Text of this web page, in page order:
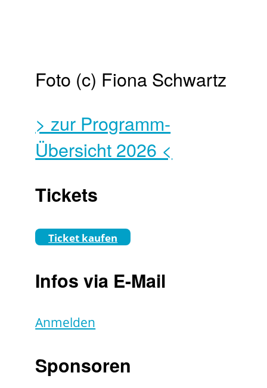
Foto (c) Fiona Schwartz
> zur Programm-
Übersicht 2026 <
Tickets
Ticket kaufen
Infos via E-Mail
Anmelden
Sponsoren